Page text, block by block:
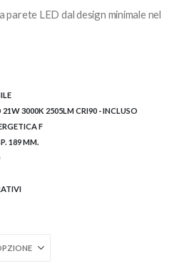
è:
parete LED dal design minimale nel
3000K 2505LM CRI90 - INCLUSO
F
189 MM.